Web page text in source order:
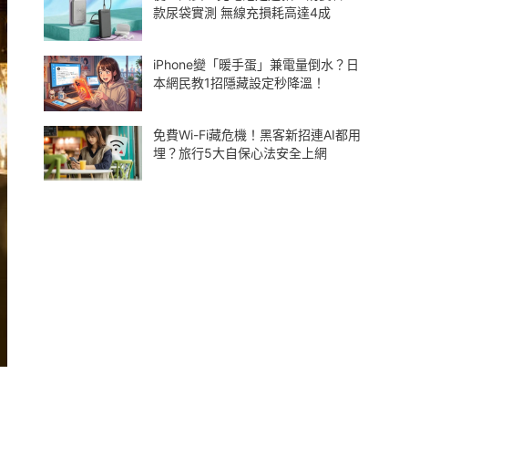
款尿袋實測 無線充損耗高達4成
iPhone變「暖手蛋」兼電量倒水？日
本網民教1招隱藏設定秒降溫！
免費Wi-Fi藏危機！黑客新招連AI都用
埋？旅行5大自保心法安全上網